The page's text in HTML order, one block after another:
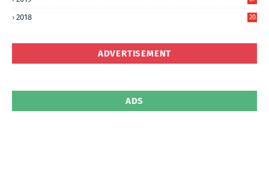
2018
20
ADVERTISEMENT
ADS